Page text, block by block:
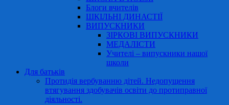
Блоги вчителів
ШКІЛЬНІ ДИНАСТІЇ
ВИПУСКНИКИ
ЗІРКОВІ ВИПУСКНИКИ
МЕДАЛІСТИ
Учителі – випускники нашої
школи
Для батьків
Протидія вербуванню дітей. Недопущення
втягування здобувачів освіти до протиправної
діяльності.